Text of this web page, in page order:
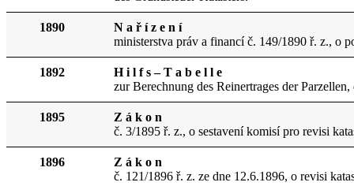
1890
N a ř í z e n í
ministerstva práv a financí č. 149/1890 ř. z., o
1892
H i l f s – T a b e l l e
zur Berechnung des Reinertrages der
1895
Z á k o n
č. 3/1895 ř. z., o sestavení komisí pro revisi
1896
Z á k o n
č. 121/1896 ř. z. ze dne 12.6.1896, o revisi